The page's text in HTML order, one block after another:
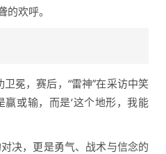
欢呼。
冕，赛后，“雷神”在采访中笑
或输，而是‘这个地形，我能
决，更是勇气、战术与信念的